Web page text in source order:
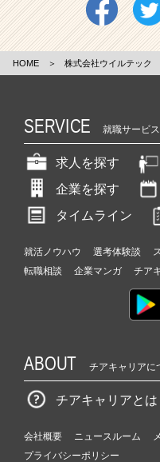
HOME ＞ 株式会社ウイルテック
SERVICE 就職サービス
求人を探す
企業を探す
タイムライン
就活ノウハウ 選考体験談
転職相談
企業マンガ チア
ABOUT チアキャリアに
チアキャリアとは
会社概要 ニュースルーム
プライバシーポリシー